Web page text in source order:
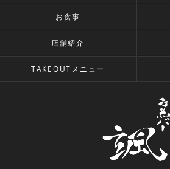
お食事
店舗紹介
TAKEOUTメニュー